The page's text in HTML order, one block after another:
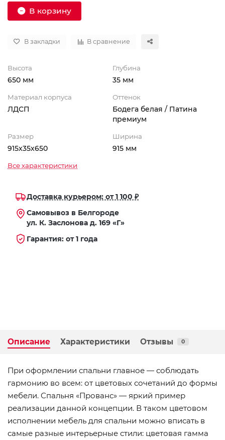
В корзину
В закладки В сравнение
Высота
650 мм
Глубина
35 мм
Материал корпуса
ЛДСП
Оттенок
Бодега белая / Патина
премиум
Размер
915х35х650
Ширина
915 мм
Все характеристики
Доставка курьером: от 1 100 ₽
Самовывоз в Белгороде
ул. К. Заслонова д. 169 «Г»
Гарантия: от 1 года
Описание Характеристики Отзывы 0
При оформлении спальни главное — соблюдать
гармонию во всем: от цветовых сочетаний до формы
мебели. Спальня «Прованс» — яркий пример
реализации данной концепции. В таком цветовом
исполнении мебель для спальни можно вписать в
самые разные интерьерные стили: цветовая гамма